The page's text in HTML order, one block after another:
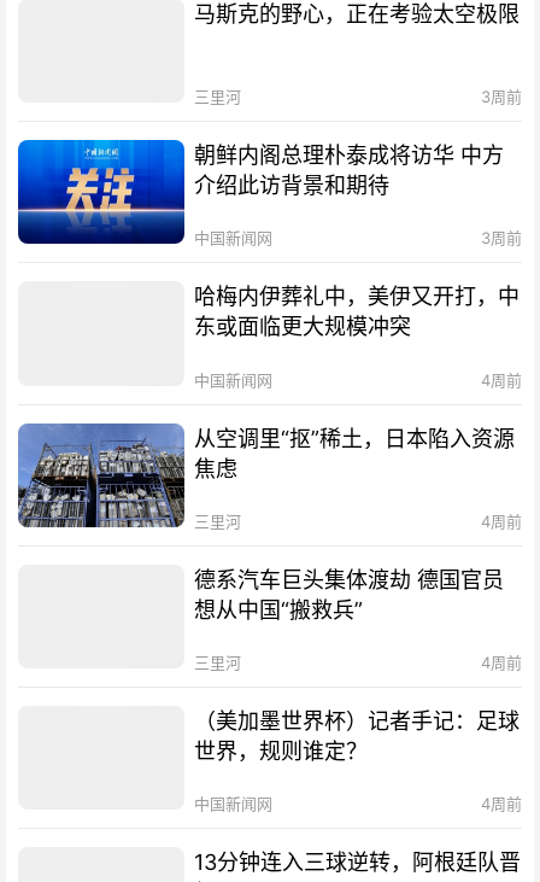
马斯克的野心，正在考验太空极限
三里河 3周前
朝鲜内阁总理朴泰成将访华 中方
介绍此访背景和期待
中国新闻网 3周前
哈梅内伊葬礼中，美伊又开打，中
东或面临更大规模冲突
中国新闻网 4周前
从空调里“抠”稀土，日本陷入资源
焦虑
三里河 4周前
德系汽车巨头集体渡劫 德国官员
想从中国“搬救兵”
三里河 4周前
（美加墨世界杯）记者手记：足球
世界，规则谁定？
中国新闻网 4周前
13分钟连入三球逆转，阿根廷队晋